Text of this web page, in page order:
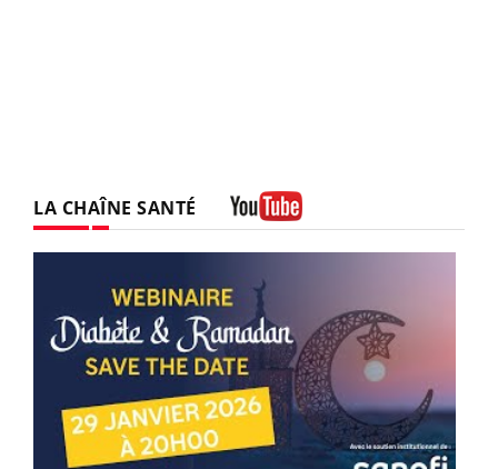
LA CHAÎNE SANTÉ